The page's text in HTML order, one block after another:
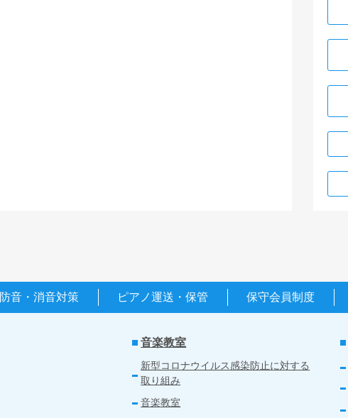
防音・消音対策 ピアノ運送・保管 保守会員制度
音楽教室
新型コロナウイルス感染防止に対する
取り組み
音楽教室